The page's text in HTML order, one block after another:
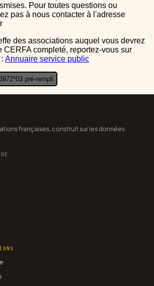
Pour toutes questions ou
pas à nous contacter à l'adresse
CERFA completé, reportez-vous sur
Annuaire service public
pré-rempli